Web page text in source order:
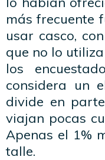
más frecuente
usar casco,
que no lo
los
considera un
divide en
viajan pocas
Apenas el 1%
talle.